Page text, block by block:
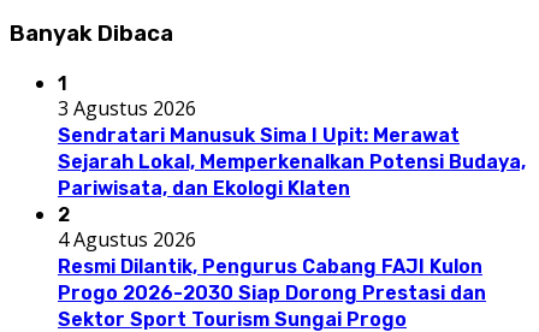
Banyak Dibaca
1
3 Agustus 2026
Sendratari Manusuk Sima I Upit: Merawat
Sejarah Lokal, Memperkenalkan Potensi Budaya,
Pariwisata, dan Ekologi Klaten
2
4 Agustus 2026
Resmi Dilantik, Pengurus Cabang FAJI Kulon
Progo 2026-2030 Siap Dorong Prestasi dan
Sektor Sport Tourism Sungai Progo